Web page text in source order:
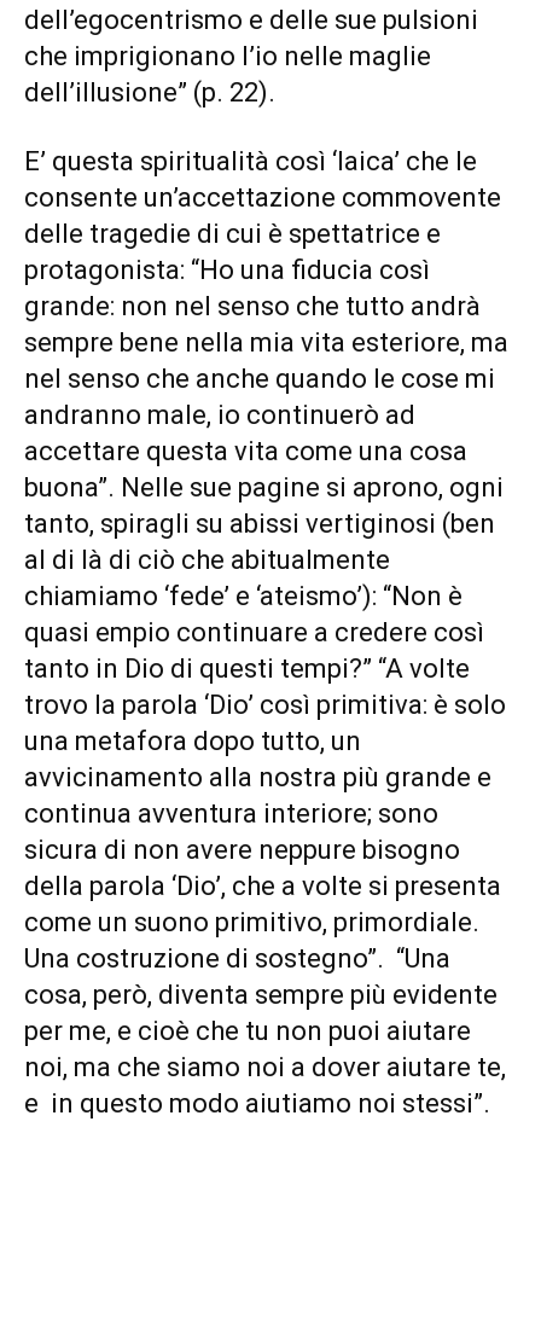
dell’egocentrismo e delle sue pulsioni
che imprigionano l’io nelle maglie
dell’illusione” (p. 22).
E’ questa spiritualità così ‘laica’ che le
consente un’accettazione commovente
delle tragedie di cui è spettatrice e
protagonista: “Ho una fiducia così
grande: non nel senso che tutto andrà
sempre bene nella mia vita esteriore, ma
nel senso che anche quando le cose mi
andranno male, io continuerò ad
accettare questa vita come una cosa
buona”. Nelle sue pagine si aprono, ogni
tanto, spiragli su abissi vertiginosi (ben
al di là di ciò che abitualmente
chiamiamo ‘fede’ e ‘ateismo’): “Non è
quasi empio continuare a credere così
tanto in Dio di questi tempi?” “A volte
trovo la parola ‘Dio’ così primitiva: è solo
una metafora dopo tutto, un
avvicinamento alla nostra più grande e
continua avventura interiore; sono
sicura di non avere neppure bisogno
della parola ‘Dio’, che a volte si presenta
come un suono primitivo, primordiale.
Una costruzione di sostegno”. “Una
cosa, però, diventa sempre più evidente
per me, e cioè che tu non puoi aiutare
noi, ma che siamo noi a dover aiutare te,
e in questo modo aiutiamo noi stessi”.